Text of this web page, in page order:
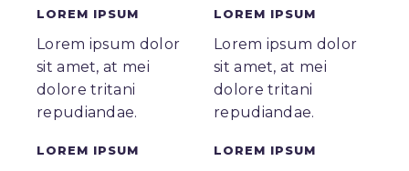
LOREM IPSUM
Lorem ipsum dolor
sit amet, at mei
dolore tritani
repudiandae.
LOREM IPSUM
Lorem ipsum dolor
sit amet, at mei
dolore tritani
repudiandae.
LOREM IPSUM LOREM IPSUM